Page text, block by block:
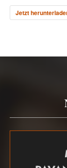
Jetzt